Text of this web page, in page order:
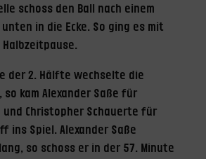
schoss den Ball nach einem
in die Ecke. So ging es mit
der 2. Hälfte wechselte die
kam Alexander Saße für
und Christopher Schauerte für
ins Spiel. Alexander Saße
so schoss er in der 57. Minute